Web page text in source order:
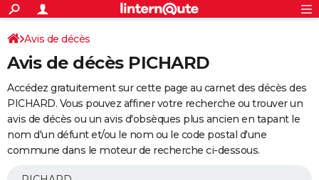
ACTUALITÉS
Politique
Société
Faits Divers
Education
Monde
Villes
+
SPORT
Coupe du monde 2026
Football
Tennis
Cyclisme
Rugby
Forum
Programme TV
TNT
Streaming
Cinéma
Sorties cinéma
Musique
+
FINANCE
Retraite
Epargne
Immobilier
Risques naturels par ville
Banque
Assurance
AUTO
Essais
Réserver un essai
Citadines
Berlines
SUV
Forum auto
+
Avis de décès
Avis de décès PICHARD
Accédez gratuitement sur cette page au carnet des décès des
PICHARD. Vous pouvez affiner votre recherche ou trouver un
avis de décès ou un avis d'obsèques plus ancien en tapant le
nom d'un défunt et/ou le nom ou le code postal d'une
commune dans le moteur de recherche ci-dessous.